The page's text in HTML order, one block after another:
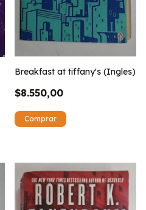
Breakfast at tiffany's (Ingles)
$8.550,00